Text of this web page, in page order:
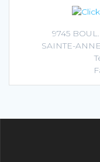
9745
SAINTE-